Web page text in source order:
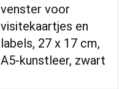
venster voor
visitekaartjes en
labels, 27 x 17 cm,
A5-kunstleer, zwart